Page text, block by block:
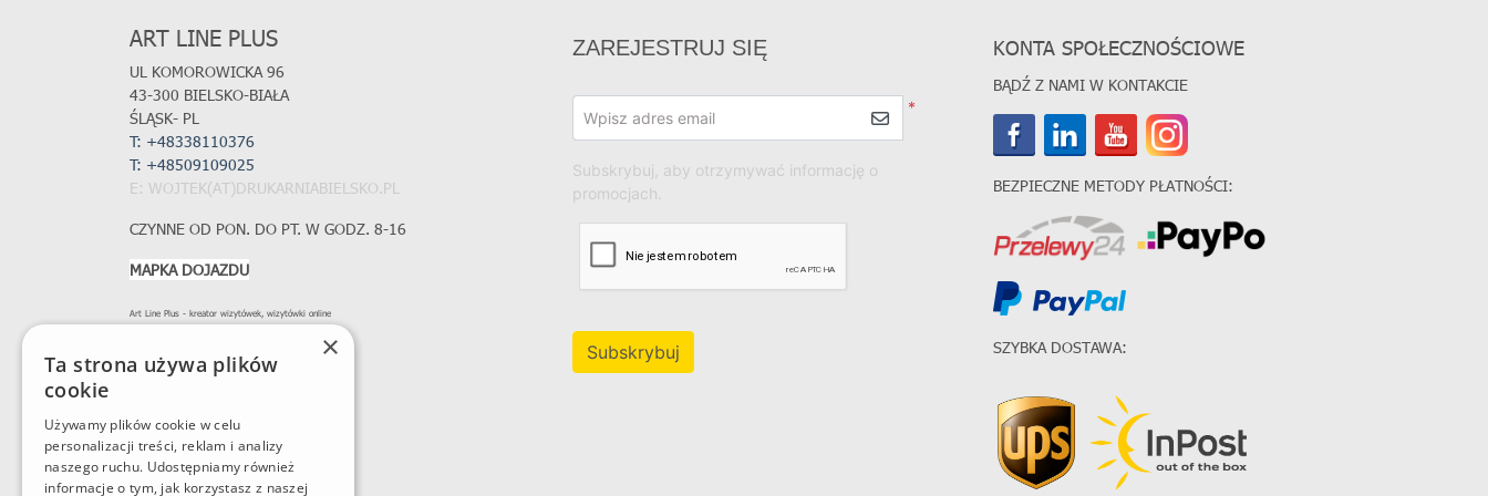
ART LINE PLUS
UL KOMOROWICKA 96
43-300 BIELSKO-BIAŁA
ŚLĄSK- PL
T: +48338110376
T: +48509109025
E: WOJTEK(AT)DRUKARNIABIELSKO.PL
CZYNNE OD PON. DO PT. W GODZ. 8-16
MAPKA DOJAZDU
Art Line Plus - kreator wizytówek, wizytówki online
ZAREJESTRUJ SIĘ
*
Wpisz adres email
Subskrybuj, aby otrzymywać informację o
promocjach.
Subskrybuj
KONTA SPOŁECZNOŚCIOWE
BĄDŹ Z NAMI W KONTAKCIE
BEZPIECZNE METODY PŁATNOŚCI:
SZYBKA DOSTAWA:
×
Ta strona używa plików
cookie
Używamy plików cookie w celu
personalizacji treści, reklam i analizy
naszego ruchu. Udostępniamy również
informacje o tym, jak korzystasz z naszej